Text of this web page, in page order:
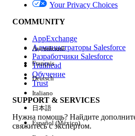
Версия
Возможности
Your Privacy Choices
COMMUNITY
AppExchange
Администраторы Salesforce
Разработчики Salesforce
Trailhead
Обучение
Trust
SUPPORT & SERVICES
Нужна помощь? Найдите
свяжитесь с экспертом.
Английский
Français
Deutsch
Italiano
日本語
Español (México)